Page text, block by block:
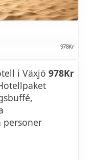
978Kr
i Växjö
personer
978Kr